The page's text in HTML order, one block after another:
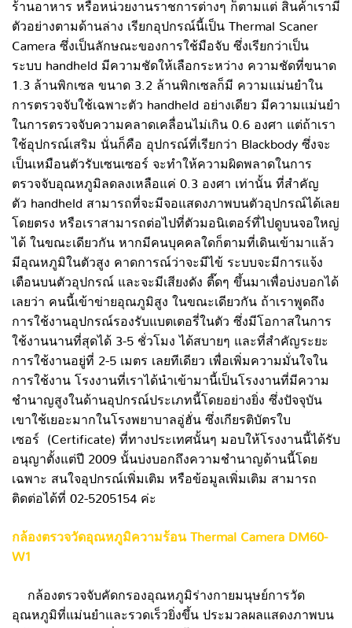
ร้านอาหาร หรือหน่วยงานราชการต่างๆ ก็ตามแต่ สินค้าเรามี
ตัวอย่างตามด้านล่าง เรียกอุปกรณ์นี้เป็น Thermal Scaner
Camera ซึ่งเป็นลักษณะของการใช้มือจับ ซึ่งเรียกว่าเป็น
ระบบ handheld มีความชัดให้เลือกระหว่าง ความชัดที่ขนาด
1.3 ล้านพิกเซล ขนาด 3.2 ล้านพิกเซลก็มี ความแม่นยำใน
การตรวจจับใช้เฉพาะตัว handheld อย่างเดียว มีความเเม่นยำ
ในการตรวจจับความคลาดเคลื่อนไม่เกิน 0.6 องศา แต่ถ้าเรา
ใช้อุปกรณ์เสริม นั่นก็คือ อุปกรณ์ที่เรียกว่า Blackbody ซึ่งจะ
เป็นเหมือนตัวรับเซนเซอร์ จะทำให้ความผิดพลาดในการ
ตรวจจับอุณหภูมิลดลงเหลือแค่ 0.3 องศา เท่านั้น ที่สำคัญ
ตัว handheld สามารถที่จะมีจอแสดงภาพบนตัวอุปกรณ์ได้เลย
โดยตรง หรือเราสามารถต่อไปที่ตัวมอนิเตอร์ที่ไปดูบนจอใหญ่
ได้ ในขณะเดียวกัน หากมีคนบุคคลใดก็ตามที่เดินเข้ามาแล้ว
มีอุณหภูมิในตัวสูง คาดการณ์ว่าจะมีไข้ ระบบจะมีการแจ้ง
เตือนบนตัวอุปกรณ์ และจะมีเสียงดัง ตี๊ดๆ ขึ้นมาเพื่อบ่งบอกได้
เลยว่า คนนี้เข้าข่ายอุณภูมิสูง ในขณะเดียวกัน ถ้าเราพูดถึง
การใช้งานอุปกรณ์รองรับแบตเตอรี่ในตัว ซึ่งมีโอกาสในการ
ใช้งานนานที่สุดได้ 3-5 ชั่วโมง ได้สบายๆ และที่สำคัญระยะ
การใช้งานอยู่ที่ 2-5 เมตร เลยทีเดียว เพื่อเพิ่มความมั่นใจใน
การใช้งาน โรงงานที่เราได้นำเข้ามานี้เป็นโรงงานที่มีความ
ชำนาญสูงในด้านอุปกรณ์ประเภทนี้โดยอย่างยิ่ง ซึ่งปัจจุบัน
เขาใช้เยอะมากในโรงพยาบาลอู่ฮั่น ซึ่งเกียรติบัตรใบ
เซอร์ (Certificate) ที่ทางประเทศนั้นๆ มอบให้โรงงานนี้ได้รับ
อนุญาตั้งแต่ปี 2009 นั้นบ่งบอกถึงความชำนาญด้านนี้โดย
เฉพาะ สนใจอุปกรณ์เพิ่มเติม หรือข้อมูลเพิ่มเติม สามารถ
ติดต่อได้ที่ 02-5205154 ค่ะ
กล้องตรวจวัดอุณหภูมิความร้อน Thermal Camera DM60-
W1
กล้องตรวจจับคัดกรองอุณหภูมิร่างกายมนุษย์การวัด
อุณหภูมิที่แม่นยำและรวดเร็วยิ่งขึ้น ประมวลผลแสดงภาพบน